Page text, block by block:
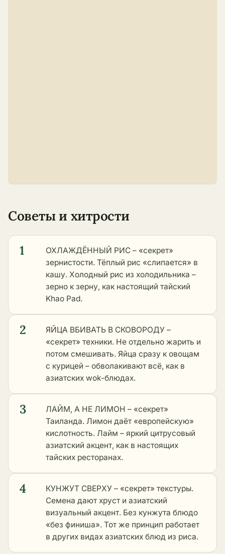
Советы и хитрости
1
ОХЛАЖДЁННЫЙ РИС – «секрет»
зернистости. Тёплый рис «слипается» в
кашу. Холодный рис из холодильника –
зерно к зерну, как настоящий тайский
Khao Pad.
2
ЯЙЦА ВБИВАТЬ В СКОВОРОДУ –
«секрет» техники. Не отдельно жарить и
потом смешивать. Яйца сразу к овощам
с курицей – обволакивают всё, как в
азиатских wok-блюдах.
3
ЛАЙМ, А НЕ ЛИМОН – «секрет»
Таиланда. Лимон даёт «европейскую»
кислотность. Лайм – яркий цитрусовый
азиатский акцент, как в настоящих
тайских ресторанах.
4
КУНЖУТ СВЕРХУ – «секрет» текстуры.
Семена дают хруст и азиатский
визуальный акцент. Без кунжута блюдо
«без финиша». Тот же принцип работает
в других видах азиатских блюд из риса.